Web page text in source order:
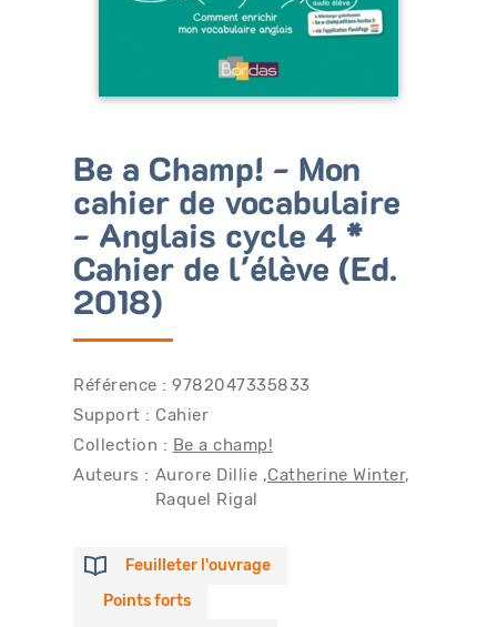
Be a Champ! - Mon
cahier de vocabulaire
- Anglais cycle 4 *
Cahier de l'élève (Ed.
2018)
Référence : 9782047335833
Support : Cahier
Collection : Be a champ!
Auteurs : Aurore Dillie
Catherine Winter
Raquel Rigal
Feuilleter l'ouvrage
Points forts